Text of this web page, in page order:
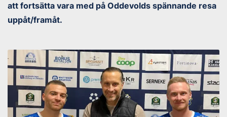
att fortsätta vara med på Oddevolds spännande resa
uppåt/framåt.